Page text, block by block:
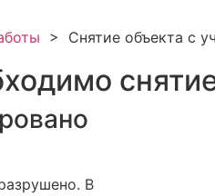
> Снятие объекта с
В